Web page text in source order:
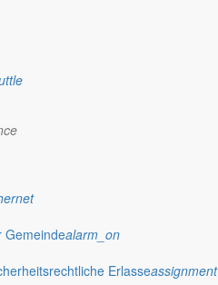
Gemeindealarm_on
Erlasseassignment